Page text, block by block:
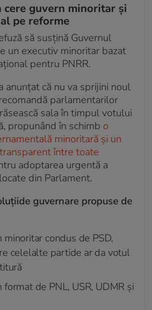
cere guvern minoritar și
pe reforme
să susțină Guvernul
un executiv minoritar bazat
pentru PNRR.
anunțat că nu va sprijini noul
parlamentarilor
sala în timpul votului
propunând în schimb o
minoritară și un
între toate
adoptarea urgentă a
din Parlament.
guvernare propuse de
minoritar condus de PSD,
celelalte partide ar da votul
format de PNL, USR, UDMR și